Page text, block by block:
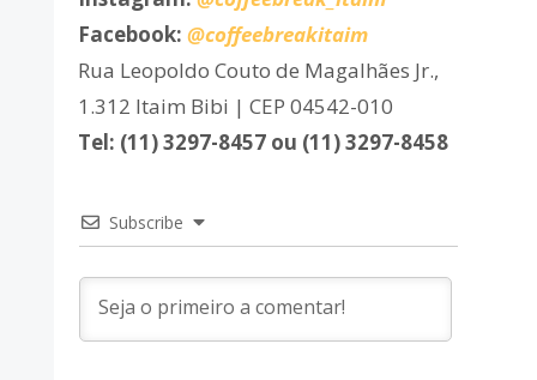
Facebook: @coffeebreakitaim
Rua Leopoldo Couto de Magalhães Jr.,
1.312 Itaim Bibi | CEP 04542-010
Tel: (11) 3297-8457 ou (11) 3297-8458
Subscribe